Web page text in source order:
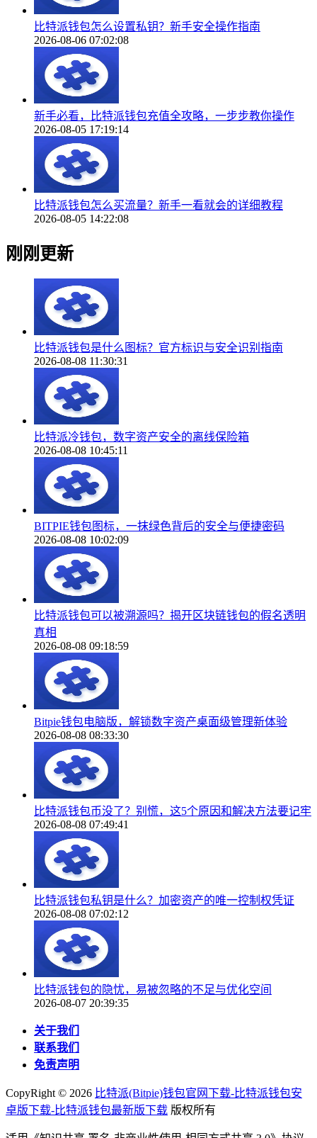
比特派钱包怎么设置私钥？新手安全操作指南
2026-08-06 07:02:08
新手必看，比特派钱包充值全攻略，一步步教你操作
2026-08-05 17:19:14
比特派钱包怎么买流量？新手一看就会的详细教程
2026-08-05 14:22:08
刚刚更新
比特派钱包是什么图标？官方标识与安全识别指南
2026-08-08 11:30:31
比特派冷钱包，数字资产安全的离线保险箱
2026-08-08 10:45:11
BITPIE钱包图标，一抹绿色背后的安全与便捷密码
2026-08-08 10:02:09
比特派钱包可以被溯源吗？揭开区块链钱包的假名透明
真相
2026-08-08 09:18:59
Bitpie钱包电脑版，解锁数字资产桌面级管理新体验
2026-08-08 08:33:30
比特派钱包币没了？别慌，这5个原因和解决方法要记牢
2026-08-08 07:49:41
比特派钱包私钥是什么？加密资产的唯一控制权凭证
2026-08-08 07:02:12
比特派钱包的隐忧，易被忽略的不足与优化空间
2026-08-07 20:39:35
关于我们
联系我们
免责声明
CopyRight © 2026 比特派(Bitpie)钱包官网下载-比特派钱包安
卓版下载-比特派钱包最新版下载 版权所有